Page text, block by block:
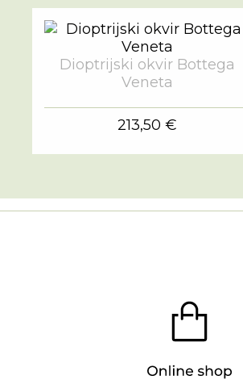
Dioptrijski okvir Bottega
Veneta
213,50 €